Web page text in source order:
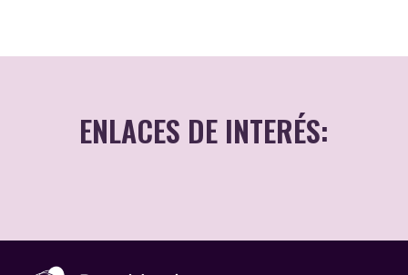
ENLACES DE INTERÉS: